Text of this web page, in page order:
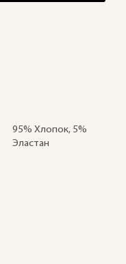
95% Хлопок, 5%
Эластан